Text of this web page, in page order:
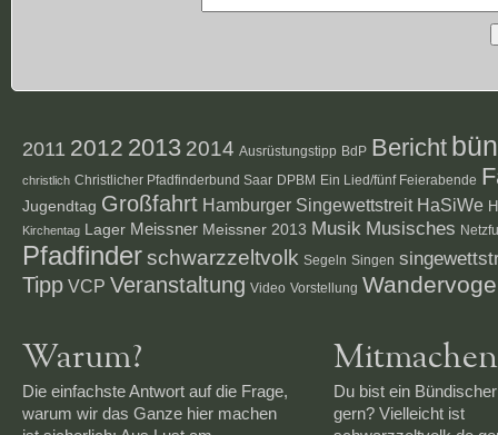
2011 2012 2013 2014 Ausrüstungstipp BdP Bericht
christlich Christlicher Pfadfinderbund Saar DPBM Ein Lied/fünf Feierabende
Jugendtag Großfahrt Hamburger Singewettstreit HaSiWe
Kirchentag Lager Meissner Meissner 2013 Musik Musisches
Pfadfinderschwarzzeltvolk Segeln Singen
Tipp VCP Veranstaltung Video Vorstellung
Warum?
Die einfachste Antwort auf die Frage,
warum wir das Ganze hier machen
Mitmachen
Du bist ein
gern? Vielleicht ist